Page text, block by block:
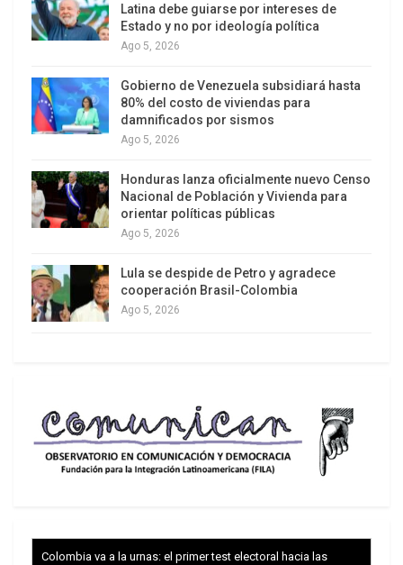
vídeo
00:00
anunciada podrían intensificar el conflicto entre el
gobierno federal y el estado de California,
poniendo en evidencia la lucha por el control
aumento mientras se esperan nuevas reacciones
de ambas partes.
Latina debe guiarse por intereses de
Estado y no por ideología política
Ago 5, 2026
Gobierno de Venezuela subsidiará hasta
80% del costo de viviendas para
damnificados por sismos
Ago 5, 2026
Honduras lanza oficialmente nuevo Censo
Nacional de Población y Vivienda para
orientar políticas públicas
Ago 5, 2026
Lula se despide de Petro y agradece
cooperación Brasil-Colombia
Ago 5, 2026
Colombia va a la urnas: el primer test electoral hacia las